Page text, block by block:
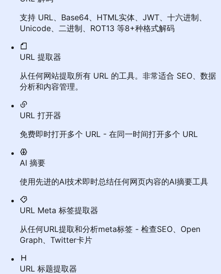
支持 URL、Base64、HTML实体、JWT、十六进制、
Unicode、二进制、ROT13 等8+种格式解码
URL 提取器
从任何网站提取所有 URL 的工具。非常适合 SEO、数据
分析和内容管理。
URL 打开器
免费即时打开多个 URL - 在同一时间打开多个 URL
AI 摘要
使用先进的AI技术即时总结任何网页内容的AI摘要工具
URL Meta 标签提取器
从任何URL提取和分析meta标签 - 检查SEO、Open
Graph、Twitter卡片
URL 标题提取器